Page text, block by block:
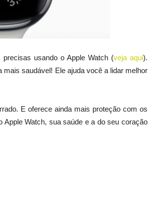
usando o Apple Watch (veja aqui).
saudável! Ele ajuda você a lidar melhor
E oferece ainda mais proteção com os
Watch, sua saúde e a do seu coração